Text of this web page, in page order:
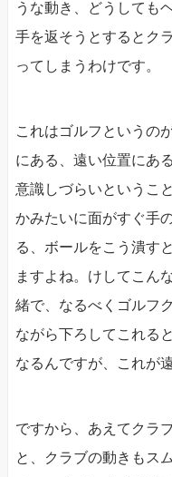
うな動き、どうしても
手を返そうとするとク
ってしまうわけです。
これはゴルフというの
にある、遠い位置にあ
意識しづらいというこ
かみたいに面がすぐ手
る、ボールをこう潰す
ますよね。けしてこん
緒で、なるべくゴルフ
ながら下ろしてこれる
なるんですが、これが
ですから、あえてクラ
と、クラブの動きもス